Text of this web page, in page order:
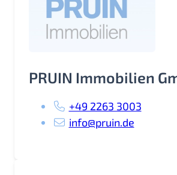
PRUIN Immobilien
+49 2263 3003
info@pruin.de